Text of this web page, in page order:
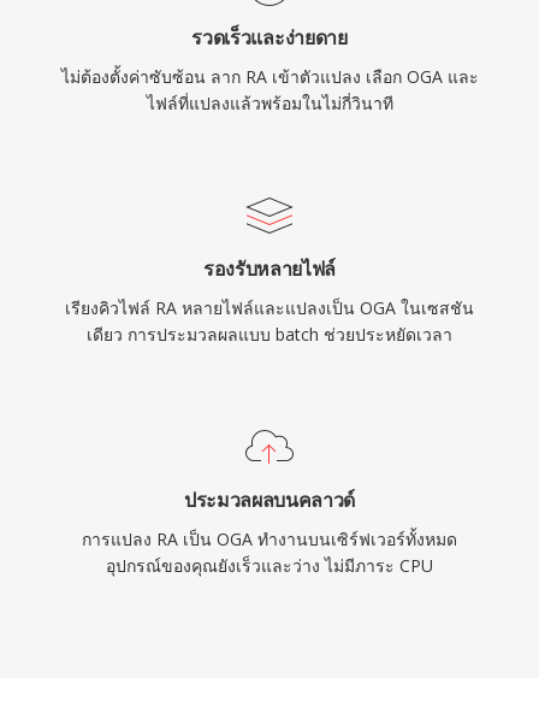
ตัวเลือกที่เหมาะสมสำหรับการเผยแพร่เสียงบนเว็บ
และเวิร์กโฟลว์การจัดเก็บถาวร
รวดเร็วและง่ายดาย
ไม่ต้องตั้งค่าซับซ้อน ลาก RA เข้าตัวแปลง เลือก OGA และ
ไฟล์ที่แปลงแล้วพร้อมในไม่กี่วินาที
รองรับหลายไฟล์
เรียงคิวไฟล์ RA หลายไฟล์และแปลงเป็น OGA ในเซสชัน
เดียว การประมวลผลแบบ batch ช่วยประหยัดเวลา
ประมวลผลบนคลาวด์
การแปลง RA เป็น OGA ทำงานบนเซิร์ฟเวอร์ทั้งหมด
อุปกรณ์ของคุณยังเร็วและว่าง ไม่มีภาระ CPU